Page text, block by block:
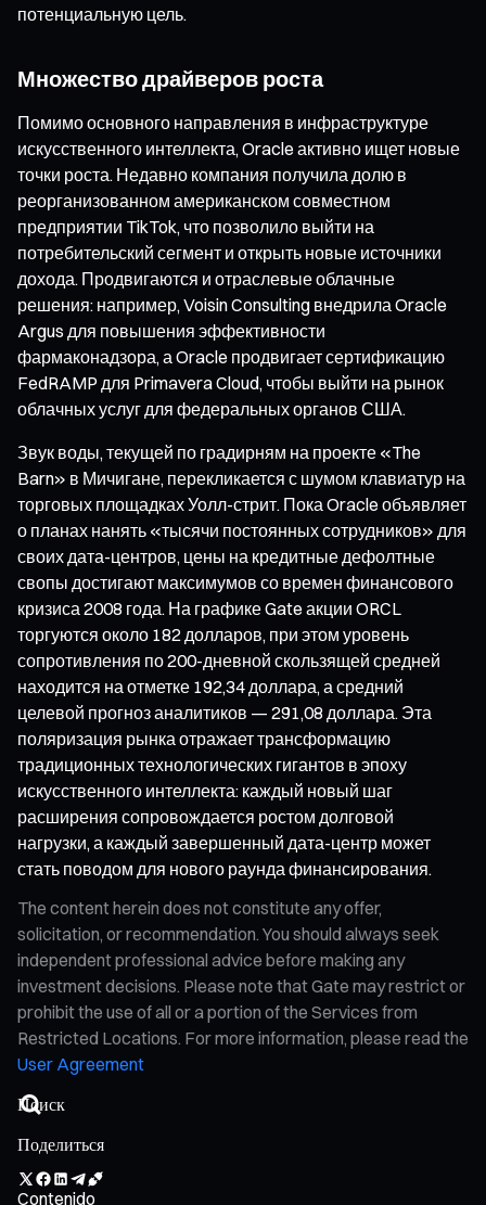
потенциальную цель.
Множество драйверов роста
Помимо основного направления в инфраструктуре
искусственного интеллекта, Oracle активно ищет новые
точки роста. Недавно компания получила долю в
реорганизованном американском совместном
предприятии TikTok, что позволило выйти на
потребительский сегмент и открыть новые источники
дохода. Продвигаются и отраслевые облачные
решения: например, Voisin Consulting внедрила Oracle
Argus для повышения эффективности
фармаконадзора, а Oracle продвигает сертификацию
FedRAMP для Primavera Cloud, чтобы выйти на рынок
облачных услуг для федеральных органов США.
Звук воды, текущей по градирням на проекте «The
Barn» в Мичигане, перекликается с шумом клавиатур на
торговых площадках Уолл-стрит. Пока Oracle объявляет
о планах нанять «тысячи постоянных сотрудников» для
своих дата-центров, цены на кредитные дефолтные
свопы достигают максимумов со времен финансового
кризиса 2008 года. На графике Gate акции ORCL
торгуются около 182 долларов, при этом уровень
сопротивления по 200-дневной скользящей средней
находится на отметке 192,34 доллара, а средний
целевой прогноз аналитиков — 291,08 доллара. Эта
поляризация рынка отражает трансформацию
традиционных технологических гигантов в эпоху
искусственного интеллекта: каждый новый шаг
расширения сопровождается ростом долговой
нагрузки, а каждый завершенный дата-центр может
стать поводом для нового раунда финансирования.
The content herein does not constitute any offer,
solicitation, or recommendation. You should always seek
independent professional advice before making any
investment decisions. Please note that Gate may restrict or
prohibit the use of all or a portion of the Services from
Restricted Locations. For more information, please read the
User Agreement
Поделиться
Contenido